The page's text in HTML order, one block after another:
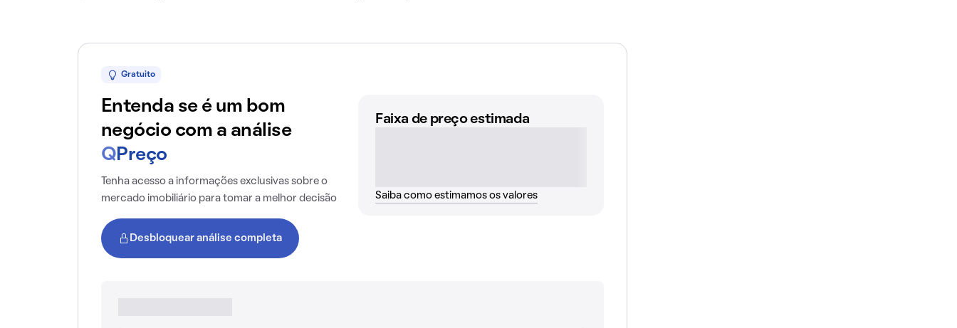
Gratuito
Entenda se é um bom
negócio com a análise
Q Preço
Tenha acesso a informações exclusivas sobre o
mercado imobiliário para tomar a melhor decisão
Desbloquear análise completa
Faixa de preço estimada
Saiba como estimamos os valores